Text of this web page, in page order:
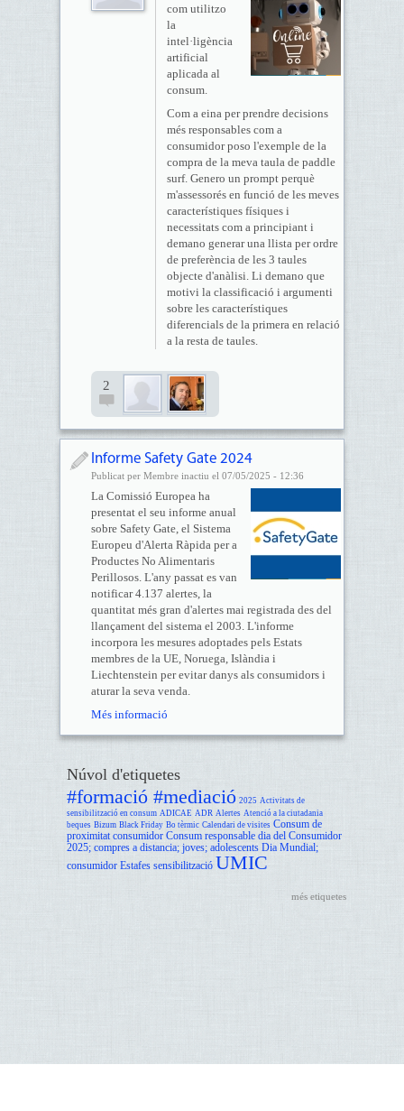
com utilitzo
la
intel·ligència
artificial
aplicada al
consum.
Com a eina per prendre decisions
més responsables com a
consumidor poso l'exemple de la
compra de la meva taula de paddle
surf. Genero un prompt perquè
m'assessorés en funció de les meves
característiques físiques i
necessitats com a principiant i
demano generar una llista per ordre
de preferència de les 3 taules
objecte d'anàlisi. Li demano que
motivi la classificació i argumenti
sobre les característiques
diferencials de la primera en relació
a la resta de taules.
2
Informe Safety Gate 2024
Publicat per Membre inactiu el 07/05/2025 - 12:36
La Comissió Europea ha
presentat el seu informe anual
sobre Safety Gate, el Sistema
Europeu d'Alerta Ràpida per a
Productes No Alimentaris
Perillosos. L'any passat es van
notificar 4.137 alertes, la
quantitat més gran d'alertes mai registrada des del
llançament del sistema el 2003. L'informe
incorpora les mesures adoptades pels Estats
membres de la UE, Noruega, Islàndia i
Liechtenstein per evitar danys als consumidors i
aturar la seva venda.
Més informació
Núvol d'etiquetes
#formació #mediació 2025 Activitats de
sensibilització en consum ADICAE ADR Alertes Atenció a la ciutadania
beques Bizum Black Friday Bo tèrmic Calendari de visites Consum de
proximitat consumidor Consum responsable dia del Consumidor
2025; compres a distancia; joves; adolescents Dia Mundial;
consumidor Estafes sensibilització UMIC
més etiquetes